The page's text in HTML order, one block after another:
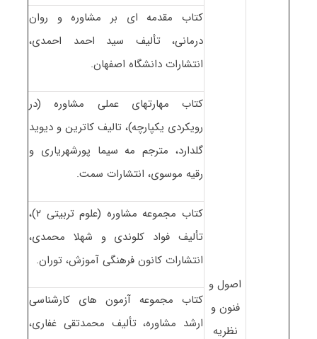
اصول و
فنون و
نظریه
کتاب مقدمه ای بر مشاوره و روان
درمانی، تألیف سید احمد احمدی،
انتشارات دانشگاه اصفهان.
کتاب مهارتهای عملی مشاوره (در
رویکردی یکپارچه)، تالیف کاترین و دیوید
گلدارد، مترجم مه سیما پورشهریاری و
رقیه موسوی، انتشارات سمت.
کتاب مجموعه مشاوره (علوم تربیتی ۲)،
تألیف فواد کلوندی و شهلا محمدی،
انتشارات کانون فرهنگی آموزش، توران.
کتاب مجموعه آزمون های کارشناسی
ارشد مشاوره، تألیف محمدتقی غفاری،